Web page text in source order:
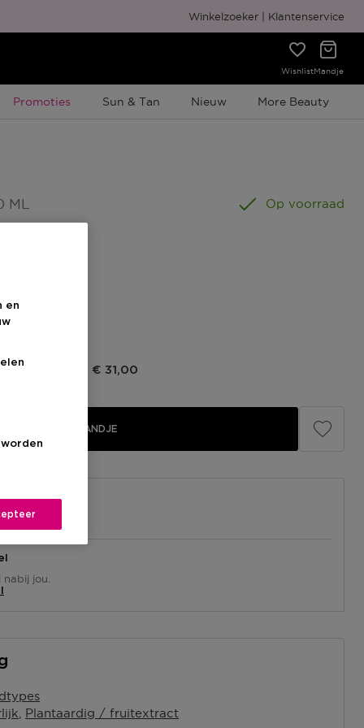
Gratis cadeauverpakking
Winkelzoeker Klantenservice
WishlistMandje
Tijdelijke Promotie
Promoties Sun & Tan Nieuw More Beauty
ML Op voorraad
fabrikant € 31,00
IN WINKELMANDJE
jou.
Plantaardig / fruitextract
en